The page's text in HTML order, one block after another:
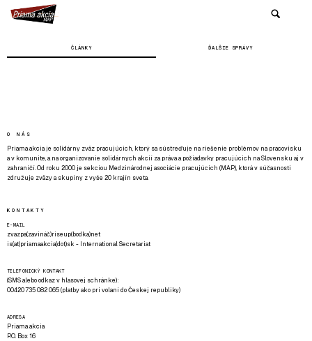
ČLÁNKY ĎALŠIE SPRÁVY
O NÁS
Priama akcia je solidárny zväz pracujúcich, ktorý sa sústreďuje na riešenie problémov na pracovisku
a v komunite, a na organizovanie solidárnych akcií za práva a požiadavky pracujúcich na Slovensku aj v
zahraničí. Od roku 2000 je sekciou Medzinárodnej asociácie pracujúcich (MAP), ktorá v súčasnosti
združuje zväzy a skupiny z vyše 20 krajín sveta.
KONTAKTY
E-MAIL
zvazpa(zavináč)riseup(bodka)net
is(at)priamaakcia(dot)sk - International Secretariat
TELEFONICKÝ KONTAKT
(SMS alebo odkaz v hlasovej schránke):
00420 735 082 065 (platby ako pri volaní do Českej republiky)
ADRESA
Priama akcia
P.O. Box 16